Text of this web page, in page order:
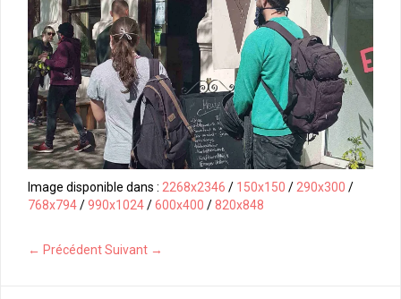
Image disponible dans : 2268x2346 / 150x150 / 290x300 /
768x794/990x1024/600x400 /820x848
← PrécédentSuivant →